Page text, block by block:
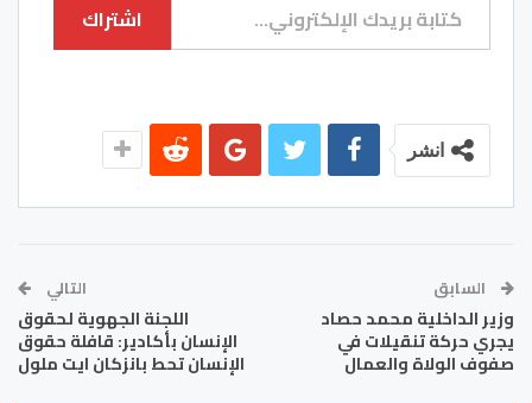
اشتراك
انشر
السابق
وزير الداخلية محمد حصاد
يجري حركة تنقيلات في
صفوف الولاة والعمال
التالي
اللجنة الجهوية لحقوق
الإنسان بأكادير: قافلة حقوق
الإنسان تحط بانزكان ايت ملول